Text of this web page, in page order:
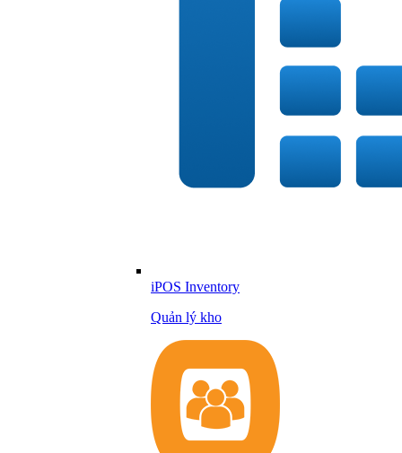
iPOS Inventory
Quản lý kho